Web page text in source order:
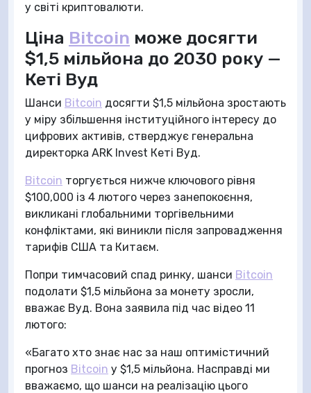
у світі криптовалюти.
Ціна Bitcoin може досягти
$1,5 мільйона до 2030 року —
Кеті Вуд
Шанси Bitcoin досягти $1,5 мільйона зростають
у міру збільшення інституційного інтересу до
цифрових активів, стверджує генеральна
директорка ARK Invest Кеті Вуд.
Bitcoin торгується нижче ключового рівня
$100,000 із 4 лютого через занепокоєння,
викликані глобальними торгівельними
конфліктами, які виникли після запровадження
тарифів США та Китаєм.
Попри тимчасовий спад ринку, шанси Bitcoin
подолати $1,5 мільйона за монету зросли,
вважає Вуд. Вона заявила під час відео 11
лютого:
«Багато хто знає нас за наш оптимістичний
прогноз Bitcoin у $1,5 мільйона. Насправді ми
вважаємо, що шанси на реалізацію цього